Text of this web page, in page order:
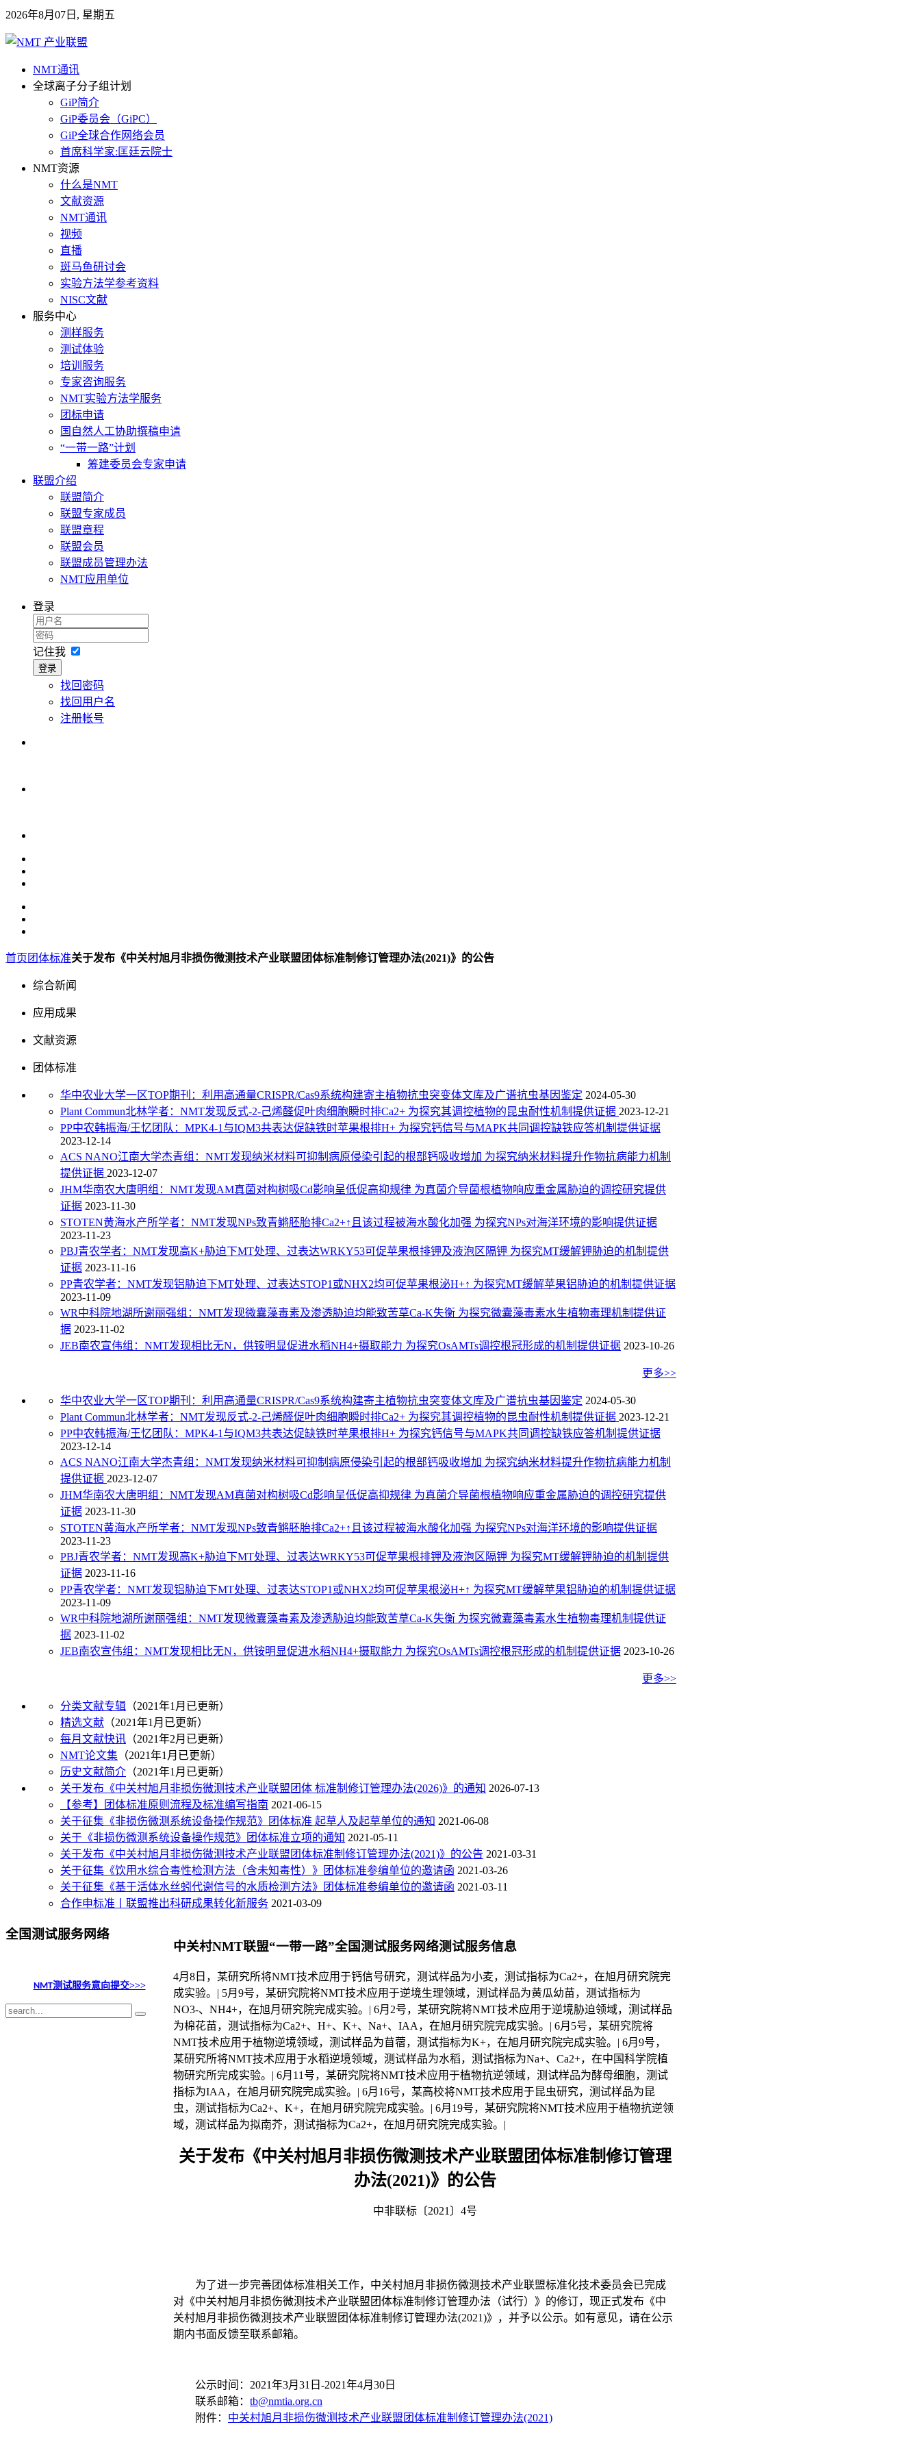
2026年8月07日, 星期五
NMT通讯
全球离子分子组计划
GiP简介
GiP委员会（GiPC）
GiP全球合作网络会员
首席科学家:匡廷云院士
NMT资源
什么是NMT
文献资源
NMT通讯
视频
直播
斑马鱼研讨会
实验方法学参考资料
NISC文献
服务中心
测样服务
测试体验
培训服务
专家咨询服务
NMT实验方法学服务
团标申请
国自然人工协助撰稿申请
“一带一路”计划
筹建委员会专家申请
联盟介绍
联盟简介
联盟专家成员
联盟章程
联盟会员
联盟成员管理办法
NMT应用单位
登录
记住我
登录
找回密码
找回用户名
注册帐号
首页 团体标准关于发布《中关村旭月非损伤微测技术产业联盟团体标准制修订管理办法(2021)》的公告
综合新闻
应用成果
文献资源
团体标准
华中农业大学一区TOP期刊：利用高通量CRISPR/Cas9系统构建寄主植物抗虫突变体文库及广谱抗虫基因鉴定 2024-05-30
Plant Commun北林学者：NMT发现反式-2-己烯醛促叶肉细胞瞬时排Ca2+ 为探究其调控植物的昆虫耐性机制提供证据 2023-12-21
PP中农韩振海/王忆团队：MPK4-1与IQM3共表达促缺铁时苹果根排H+ 为探究钙信号与MAPK共同调控缺铁应答机制提供证据
2023-12-14
ACS NANO江南大学杰青组：NMT发现纳米材料可抑制病原侵染引起的根部钙吸收增加 为探究纳米材料提升作物抗病能力机制
提供证据 2023-12-07
JHM华南农大唐明组：NMT发现AM真菌对构树吸Cd影响呈低促高抑规律 为真菌介导菌根植物响应重金属胁迫的调控研究提供
证据 2023-11-30
STOTEN黄海水产所学者：NMT发现NPs致青鳉胚胎排Ca2+↑且该过程被海水酸化加强 为探究NPs对海洋环境的影响提供证据
2023-11-23
PBJ青农学者：NMT发现高K+胁迫下MT处理、过表达WRKY53可促苹果根排钾及液泡区隔钾 为探究MT缓解钾胁迫的机制提供
证据 2023-11-16
PP青农学者：NMT发现铝胁迫下MT处理、过表达STOP1或NHX2均可促苹果根泌H+↑ 为探究MT缓解苹果铝胁迫的机制提供证据
2023-11-09
WR中科院地湖所谢丽强组：NMT发现微囊藻毒素及渗透胁迫均能致苦草Ca-K失衡 为探究微囊藻毒素水生植物毒理机制提供证
据 2023-11-02
JEB南农宣伟组：NMT发现相比无N，供铵明显促进水稻NH4+摄取能力 为探究OsAMTs调控根冠形成的机制提供证据 2023-10-26
更多>>
华中农业大学一区TOP期刊：利用高通量CRISPR/Cas9系统构建寄主植物抗虫突变体文库及广谱抗虫基因鉴定 2024-05-30
Plant Commun北林学者：NMT发现反式-2-己烯醛促叶肉细胞瞬时排Ca2+ 为探究其调控植物的昆虫耐性机制提供证据 2023-12-21
PP中农韩振海/王忆团队：MPK4-1与IQM3共表达促缺铁时苹果根排H+ 为探究钙信号与MAPK共同调控缺铁应答机制提供证据
2023-12-14
ACS NANO江南大学杰青组：NMT发现纳米材料可抑制病原侵染引起的根部钙吸收增加 为探究纳米材料提升作物抗病能力机制
提供证据 2023-12-07
JHM华南农大唐明组：NMT发现AM真菌对构树吸Cd影响呈低促高抑规律 为真菌介导菌根植物响应重金属胁迫的调控研究提供
证据 2023-11-30
STOTEN黄海水产所学者：NMT发现NPs致青鳉胚胎排Ca2+↑且该过程被海水酸化加强 为探究NPs对海洋环境的影响提供证据
2023-11-23
PBJ青农学者：NMT发现高K+胁迫下MT处理、过表达WRKY53可促苹果根排钾及液泡区隔钾 为探究MT缓解钾胁迫的机制提供
证据 2023-11-16
PP青农学者：NMT发现铝胁迫下MT处理、过表达STOP1或NHX2均可促苹果根泌H+↑ 为探究MT缓解苹果铝胁迫的机制提供证据
2023-11-09
WR中科院地湖所谢丽强组：NMT发现微囊藻毒素及渗透胁迫均能致苦草Ca-K失衡 为探究微囊藻毒素水生植物毒理机制提供证
据 2023-11-02
JEB南农宣伟组：NMT发现相比无N，供铵明显促进水稻NH4+摄取能力 为探究OsAMTs调控根冠形成的机制提供证据 2023-10-26
更多>>
分类文献专辑 （2021年1月已更新）
精选文献 （2021年1月已更新）
每月文献快讯 （2021年2月已更新）
NMT论文集 （2021年1月已更新）
历史文献简介 （2021年1月已更新）
关于发布《中关村旭月非损伤微测技术产业联盟团体 标准制修订管理办法(2026)》的通知 2026-07-13
【参考】团体标准原则流程及标准编写指南 2021-06-15
关于征集《非损伤微测系统设备操作规范》团体标准 起草人及起草单位的通知 2021-06-08
关于《非损伤微测系统设备操作规范》团体标准立项的通知 2021-05-11
关于发布《中关村旭月非损伤微测技术产业联盟团体标准制修订管理办法(2021)》的公告 2021-03-31
关于征集《饮用水综合毒性检测方法（含未知毒性）》团体标准参编单位的邀请函 2021-03-26
关于征集《基于活体水丝蚓代谢信号的水质检测方法》团体标准参编单位的邀请函 2021-03-11
合作申标准丨联盟推出科研成果转化新服务 2021-03-09
中关村NMT联盟“一带一路”全国测试服务网络测试服务信息
4月8日，某研究所将NMT技术应用于钙信号研究，测试样品为小麦，测试指标为Ca2+，在旭月研究院完
成实验。| 5月9号，某研究院将NMT技术应用于逆境生理领域，测试样品为黄瓜幼苗，测试指标为
NO3-、NH4+，在旭月研究院完成实验。| 6月2号，某研究院将NMT技术应用于逆境胁迫领域，测试样品
为棉花苗，测试指标为Ca2+、H+、K+、Na+、IAA，在旭月研究院完成实验。| 6月5号，某研究院将
NMT技术应用于植物逆境领域，测试样品为苜蓿，测试指标为K+，在旭月研究院完成实验。| 6月9号，
某研究所将NMT技术应用于水稻逆境领域，测试样品为水稻，测试指标为Na+、Ca2+，在中国科学院植
物研究所完成实验。| 6月11号，某研究院将NMT技术应用于植物抗逆领域，测试样品为酵母细胞，测试
指标为IAA，在旭月研究院完成实验。| 6月16号，某高校将NMT技术应用于昆虫研究，测试样品为昆
虫，测试指标为Ca2+、K+，在旭月研究院完成实验。| 6月19号，某研究院将NMT技术应用于植物抗逆领
域，测试样品为拟南芥，测试指标为Ca2+，在旭月研究院完成实验。|
关于发布《中关村旭月非损伤微测技术产业联盟团体标准制修订管理
办法(2021)》的公告
中非联标〔2021〕4号
为了进一步完善团体标准相关工作，中关村旭月非损伤微测技术产业联盟标准化技术委员会已完成
对《中关村旭月非损伤微测技术产业联盟团体标准制修订管理办法（试行）》的修订，现正式发布《中
关村旭月非损伤微测技术产业联盟团体标准制修订管理办法(2021)》，并予以公示。如有意见，请在公示
期内书面反馈至联系邮箱。
公示时间：2021年3月31日-2021年4月30日
联系邮箱： tb@nmtia.org.cn
附件： 中关村旭月非损伤微测技术产业联盟团体标准制修订管理办法(2021)
全国测试服务网络
NMT测试服务意向提交>>>